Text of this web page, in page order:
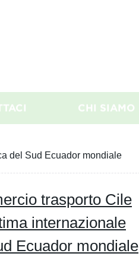
CHI SIAMO
del Sud Ecuador mondiale
trasporto Cile
internazionale
Ecuador mondiale